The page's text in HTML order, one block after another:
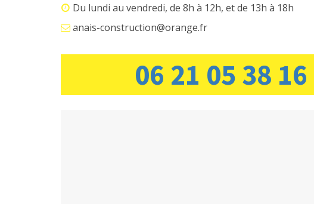
Du lundi au vendredi, de 8h à 12h, et de 13h à 18h
anais-construction@orange.fr
06 21 05 38 16